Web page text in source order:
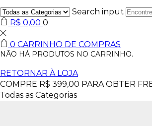
Search input
R$ 0,00 0
0 CARRINHO DE COMPRAS
NÃO HÁ PRODUTOS NO CARRINHO.
RETORNAR À LOJA
COMPRE R$ 399,00 PARA OBTER
Todas as Categorias